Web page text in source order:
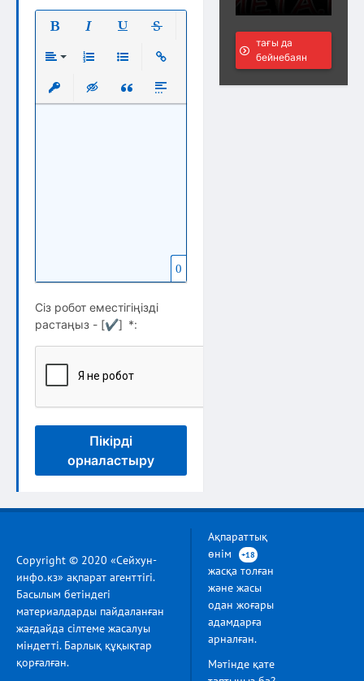
Выравнивание
Нумерованный список
Вставить защищенную ссылку
Вставка скрытого текста
Вставка цитаты
Вставка спойлера
0
Сіз робот еместігіңізді
растаңыз - [✔] *:
Пікірді
орналастыру
тағы да
бейнебаян
Copyright © 2020 «Сейхун-
инфо.кз» ақпарат агенттігі.
Басылым бетіндегі
материалдарды пайдаланған
жағдайда сілтеме жасалуы
міндетті. Барлық құқықтар
қорғалған.
Ақпараттық
өнім
+18
жасқа толған
және жасы
одан жоғары
адамдарға
арналған.
Мәтінде қате